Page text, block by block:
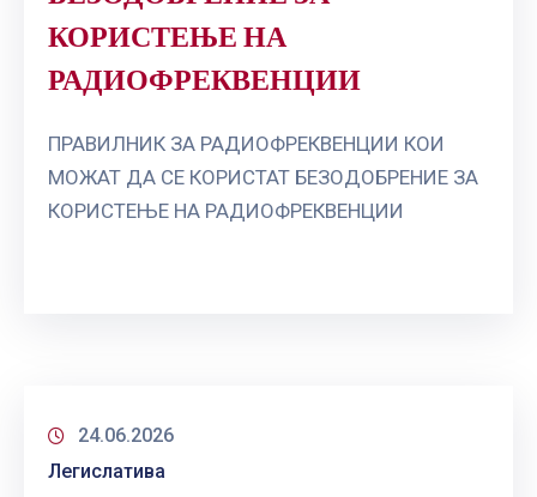
КОРИСТЕЊЕ НА
РАДИОФРЕКВЕНЦИИ
ПРАВИЛНИК ЗА РАДИОФРЕКВЕНЦИИ КОИ
МОЖАТ ДА СЕ КОРИСТАТ БЕЗОДОБРЕНИЕ ЗА
КОРИСТЕЊЕ НА РАДИОФРЕКВЕНЦИИ
24.06.2026
Легислатива